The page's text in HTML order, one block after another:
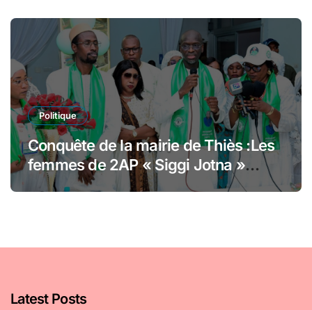
Politique
Conquête de la mairie de Thiès :Les
femmes de 2AP « Siggi Jotna »
adoubent Abdoulaye Dièye et
Latest Posts